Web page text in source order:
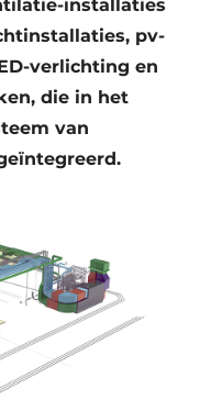
installaties
pv-
verlichting en
die in het
van